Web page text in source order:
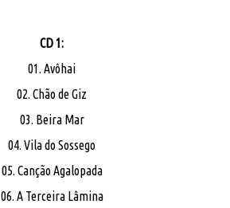
CD 1:
01. Avôhai
02. Chão de Giz
03. Beira Mar
04. Vila do Sossego
05. Canção Agalopada
06. A Terceira Lâmina